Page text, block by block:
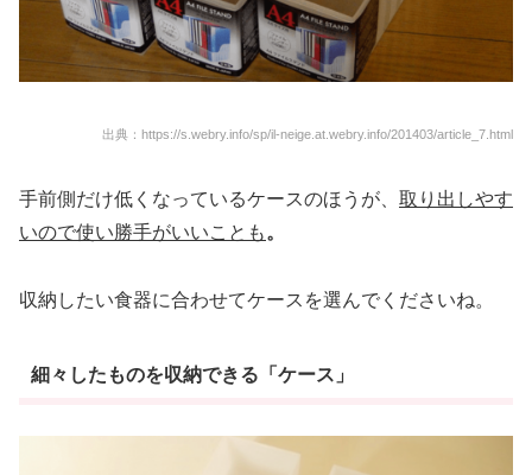
出典：https://s.webry.info/sp/il-neige.at.webry.info/201403/article_7.html
手前側だけ低くなっているケースのほうが、 取り出しやす
いので使い勝手がいいことも。
収納したい食器に合わせてケースを選んでくださいね。
細々したものを収納できる「ケース」